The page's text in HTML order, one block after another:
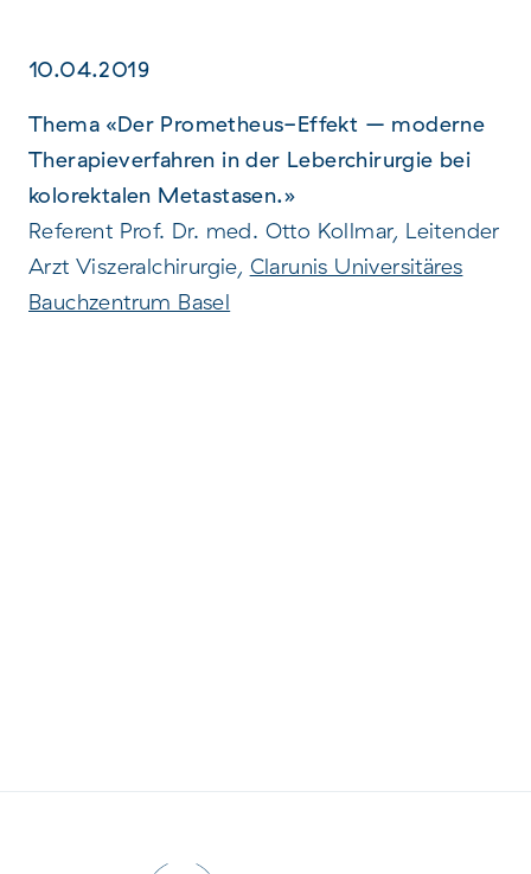
10.04.2019
Thema «Der Prometheus-Effekt – moderne
Therapieverfahren in der Leberchirurgie bei
kolorektalen Metastasen.»
Referent Prof. Dr. med. Otto Kollmar, Leitender
Arzt Viszeralchirurgie, Clarunis Universitäres
Bauchzentrum Basel